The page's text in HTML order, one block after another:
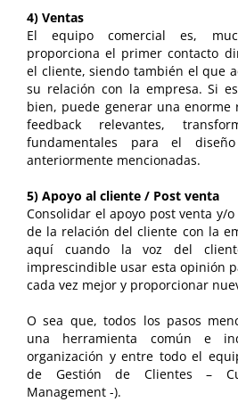
4) Ventas
El equipo comercial es,
proporciona el primer contacto
el cliente, siendo también el que
su relación con la empresa. Si
bien, puede generar una enorme
feedback relevantes,
fundamentales para el
anteriormente mencionadas.
5) Apoyo al cliente / Post venta
Consolidar el apoyo post venta y/
de la relación del cliente con la
aquí cuando la voz del
imprescindible usar esta opinión
cada vez mejor y proporcionar
O sea que, todos los pasos
una herramienta común e
organización y entre todo el
de Gestión de Clientes –
Management -).